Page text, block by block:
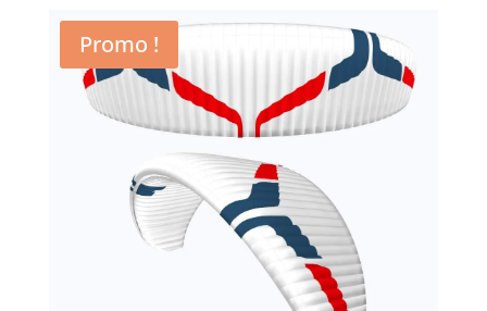
Promo !